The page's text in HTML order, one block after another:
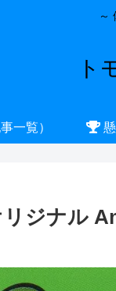
～
ト
一覧） 懸
ジナル